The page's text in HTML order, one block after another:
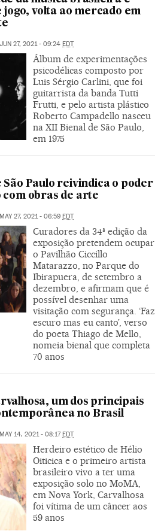
jogo, volta ao mercado em
JUN 27, 2021 - 09:24 EDT
Álbum de experimentações
psicodélicas composto por
Luis Sérgio Carlini, que foi
guitarrista da banda Tutti
Frutti, e pelo artista plástico
Roberto Campadello nasceu
na XII Bienal de São Paulo,
em 1975
Paulo reivindica o poder
obras de arte
MAY 27, 2021 - 06:59 EDT
Curadores da 34ª edição da
exposição pretendem ocupar
o Pavilhão Ciccillo
Matarazzo, no Parque do
Ibirapuera, de setembro a
dezembro, e afirmam que é
possível desenhar uma
visitação com segurança. ‘Faz
escuro mas eu canto’, verso
do poeta Thiago de Mello,
nomeia bienal que completa
70 anos
um dos principais
no Brasil
MAY 14, 2021 - 08:17 EDT
Herdeiro estético de Hélio
Oiticica e o primeiro artista
brasileiro vivo a ter uma
exposição solo no MoMA,
em Nova York, Carvalhosa
foi vítima de um câncer aos
59 anos